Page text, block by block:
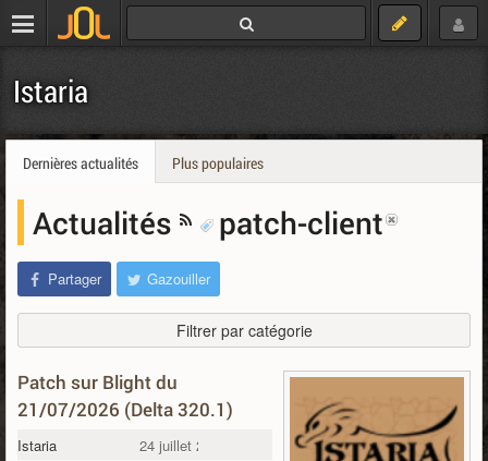
Istaria
Dernières actualités Plus populaires
Actualités patch-client
Partager Gazouiller
Filtrer par catégorie
Patch sur Blight du
21/07/2026 (Delta 320.1)
Istaria 24 juillet 2026